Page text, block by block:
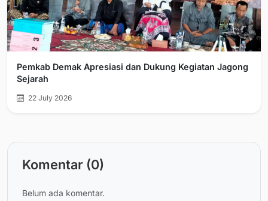
Pemkab Demak Apresiasi dan Dukung Kegiatan Jagong
Sejarah
22 July 2026
Komentar (0)
Belum ada komentar.